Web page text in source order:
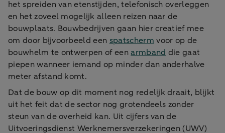
het spreiden van etenstijden, telefonisch overleggen
en het zoveel mogelijk alleen reizen naar de
bouwplaats. Bouwbedrijven gaan hier creatief mee
om door bijvoorbeeld een spatscherm voor op de
bouwhelm te ontwerpen of eenarmband die gaat
piepen wanneer iemand op minder dan anderhalve
meter afstand komt.
Dat de bouw op dit moment nog redelijk draait, blijkt
uit het feit dat de sector nog grotendeels zonder
steun van de overheid kan. Uit cijfers van de
Uitvoeringsdienst Werknemersverzekeringen (UWV)